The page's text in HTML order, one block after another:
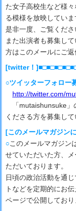
た女子高校生など様
る模様を放映していま
是非一度、ご覧くださ
また出演者も募集し
方はこのメールにご返
[twitter！
○ツイッターフォロー
http://twitter.com/
「mutaishunsuke」
くださる方を募集して
[このメールマガジン
○このメールマガジン
せていただいた方、
ただいております。
日頃の政治活動を通
トなどを定期的にお
ページで公開しており